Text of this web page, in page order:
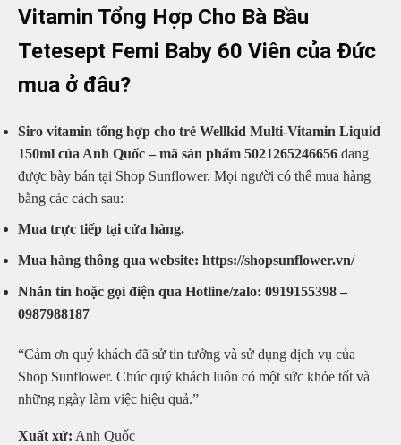
Vitamin Tổng Hợp Cho Bà Bầu
Tetesept Femi Baby 60 Viên của Đức
mua ở đâu?
Siro vitamin tổng hợp cho trẻ Wellkid Multi-Vitamin Liquid
150ml của Anh Quốc – mã sản phẩm 5021265246656 đang
được bày bán tại Shop Sunflower. Mọi người có thể mua hàng
bằng các cách sau:
Mua trực tiếp tại cửa hàng.
Mua hàng thông qua website: https://shopsunflower.vn/
Nhắn tin hoặc gọi điện qua Hotline/zalo: 0919155398 –
0987988187
“Cảm ơn quý khách đã sử tin tưởng và sử dụng dịch vụ của
Shop Sunflower. Chúc quý khách luôn có một sức khỏe tốt và
những ngày làm việc hiệu quả.”
Xuất xứ: Anh Quốc